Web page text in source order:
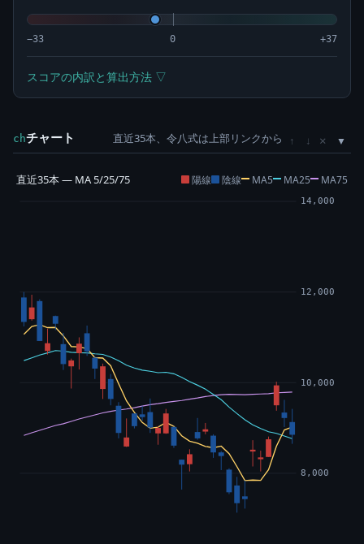
−33 0 +37
スコアの内訳と算出方法 ▽
chチャート 直近35本、令八式は上部リンクから ↑ ↓ ×
直近35本 — MA 5/25/75 陽線 陰線 MA5 MA25 MA75
8,000
10,000
12,000
14,000